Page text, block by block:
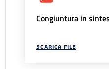
Congiuntura in
SCARICA FILE